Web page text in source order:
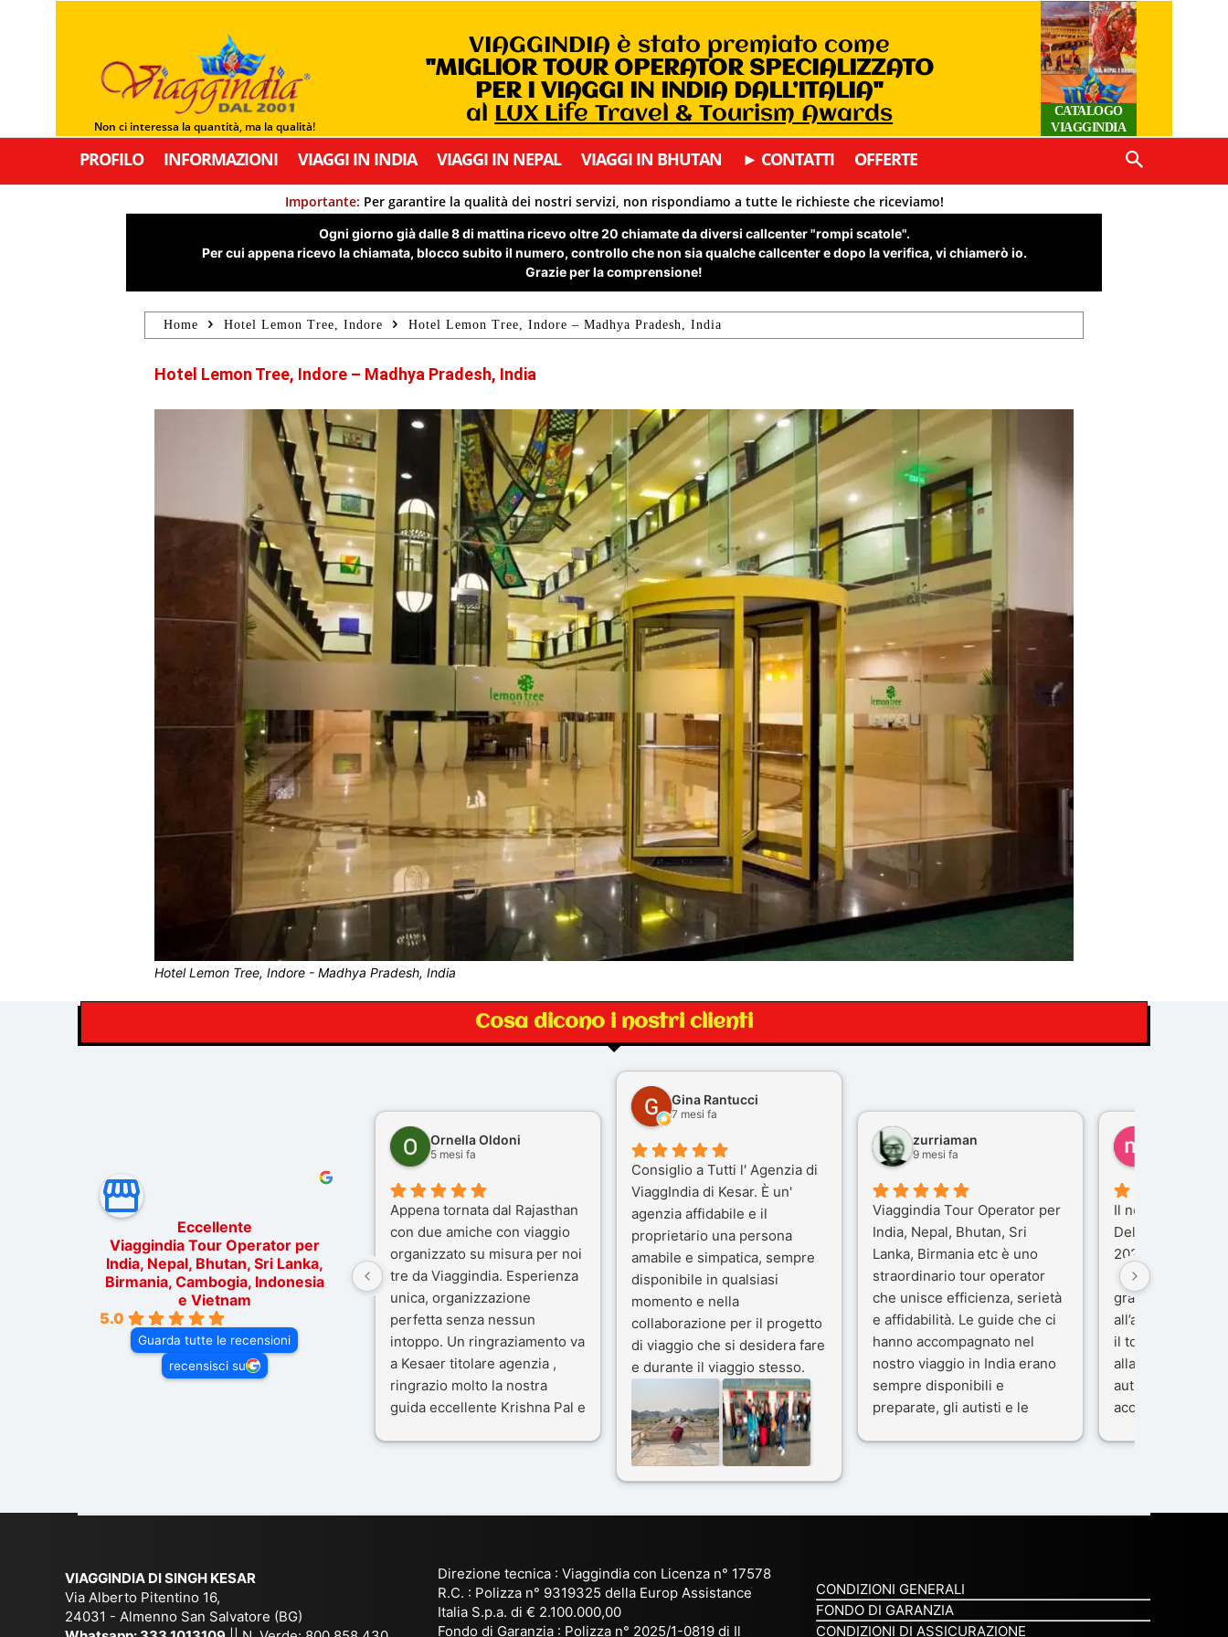
Non ci interessa la quantità, ma la qualità!
VIAGGINDIA è stato premiato come
"MIGLIOR TOUR OPERATOR SPECIALIZZATO
PER I VIAGGI IN INDIA DALL’ITALIA"
al LUX Life Travel & Tourism Awards
CATALOGO
VIAGGINDIA
PROFILO INFORMAZIONI VIAGGI IN INDIA VIAGGI IN NEPAL VIAGGI IN BHUTAN ► CONTATTI OFFERTE
Importante: Per garantire la qualità dei nostri servizi, non rispondiamo a tutte le richieste che riceviamo!
Ogni giorno già dalle 8 di mattina ricevo oltre 20 chiamate da diversi callcenter "rompi scatole".
Per cui appena ricevo la chiamata, blocco subito il numero, controllo che non sia qualche callcenter e dopo la verifica, vi chiamerò io.
Grazie per la comprensione!
Home Hotel Lemon Tree, Indore Hotel Lemon Tree, Indore – Madhya Pradesh, India
Hotel Lemon Tree, Indore – Madhya Pradesh, India
Hotel Lemon Tree, Indore - Madhya Pradesh, India
Cosa dicono i nostri clienti
Eccellente
Viaggindia Tour Operator per
India, Nepal, Bhutan, Sri Lanka,
Birmania, Cambogia, Indonesia
e Vietnam
5.0
Guarda tutte le recensioni
recensisci su
Ornella Oldoni
5 mesi fa
Appena tornata dal Rajasthan
con due amiche con viaggio
organizzato su misura per noi
tre da Viaggindia. Esperienza
unica, organizzazione
perfetta senza nessun
intoppo. Un ringraziamento va
a Kesaer titolare agenzia ,
ringrazio molto la nostra
guida eccellente Krishna Pal e
consiglio questa agenzia
Gina Rantucci
7 mesi fa
Consiglio a Tutti l' Agenzia di
ViaggIndia di Kesar. È un'
agenzia affidabile e il
proprietario una persona
amabile e simpatica, sempre
disponibile in qualsiasi
momento e nella
collaborazione per il progetto
di viaggio che si desidera fare
e durante il viaggio stesso.
Siamo stati 3 settimane in
India a novembre 2025, 5
amici e il viaggio alla scoperta
del Rajasthan e Varanasi è
stato bellissimo: grazie alla
ai servizi dell' Agenzia con
per la scelta degli Hotel.
Kesar il proprietario dell'
prima di partire: molto
zurriaman
9 mesi fa
Viaggindia Tour Operator per
India, Nepal, Bhutan, Sri
Lanka, Birmania etc è uno
straordinario tour operator
che unisce efficienza, serietà
e affidabilità. Le guide che ci
hanno accompagnato nel
nostro viaggio in India erano
sempre disponibili e
preparate, gli autisti e le
livello e di grande
minimi particolari.
Consigliatissimo!
Il nostro viaggio
Delhi e Varanasi
2025), è stata
che porteremo
gran parte del
all’agenzia che
il tour con cura e
alla nostra guida
autista che ci
accompagnati
L’organizzazione
qualcosa di
non è stata solo
VIAGGINDIA DI SINGH KESAR
Via Alberto Pitentino 16,
24031 - Almenno San Salvatore (BG)
Direzione tecnica : Viaggindia con Licenza n° 17578
R.C. : Polizza n° 9319325 della Europ Assistance
Italia S.p.a. di € 2.100.000,00
Fondo di Garanzia : Polizza n° 2025/1-0819 di Il
CONDIZIONI GENERALI
FONDO DI GARANZIA
CONDIZIONI DI ASSICURAZIONE